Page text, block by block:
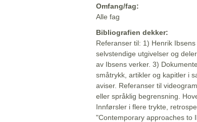
Omfang/fag:
Alle fag
Bibliografien dekker:
Referanser til: 1) Henrik
selvstendige utgivelser og
av Ibsens verker. 3)
småtrykk, artikler og kapitler i
aviser. Referanser til
eller språklig begrensning.
Innførsler i flere trykte,
"Contemporary approaches to